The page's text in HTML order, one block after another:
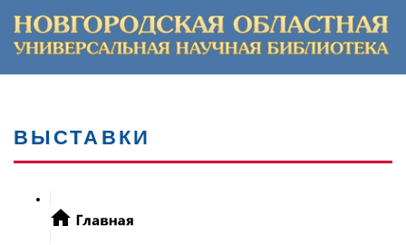
ВЫСТАВКИ